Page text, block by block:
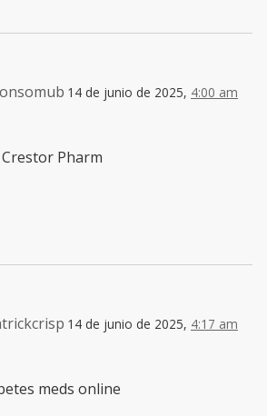
14 de junio de 2025, 4:00 am
Crestor Pharm
14 de junio de 2025, 4:17 am
meds online